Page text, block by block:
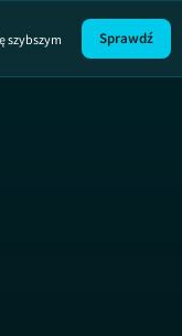
szybszym
Sprawdź